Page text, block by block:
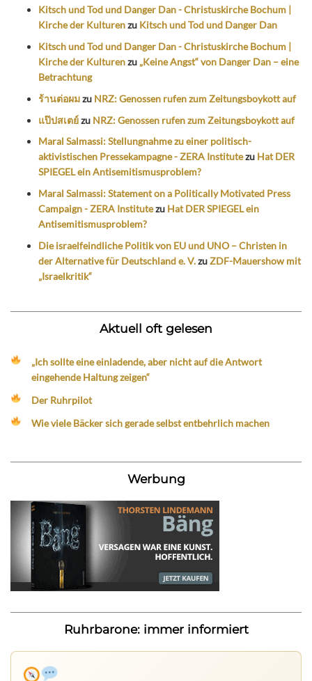
Kitsch und Tod und Danger Dan - Christuskirche Bochum |
Kirche der Kulturenzu Kitsch und Tod und Danger Dan
Kitsch und Tod und Danger Dan - Christuskirche Bochum |
Kirche der Kulturenzu „Keine Angst“ von Danger Dan – eine
Betrachtung
ร้านต่อผมzu NRZ: Genossen rufen zum Zeitungsboykott auf
แป๊ปสเตย์zu NRZ: Genossen rufen zum Zeitungsboykott auf
Maral Salmassi: Stellungnahme zu einer politisch-
aktivistischen Pressekampagne - ZERA Institutezu Hat DER
SPIEGEL ein Antisemitismusproblem?
Maral Salmassi: Statement on a Politically Motivated Press
Campaign - ZERA Institutezu Hat DER SPIEGEL ein
Antisemitismusproblem?
Die israelfeindliche Politik von EU und UNO – Christen in
der Alternative für Deutschland e. V.zuZDF-Mauershow mit
„Israelkritik“
Aktuell oft gelesen
„Ich sollte eine einladende, aber nicht auf die Antwort
eingehende Haltung zeigen“
Der Ruhrpilot
Wie viele Bäcker sich gerade selbst entbehrlich machen
Werbung
Ruhrbarone: immer informiert